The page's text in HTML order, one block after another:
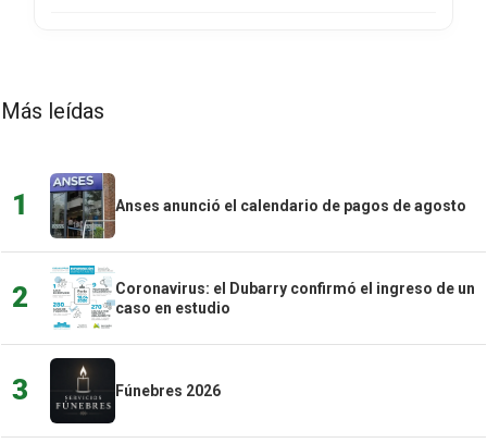
Más leídas
1 Anses anunció el calendario de pagos de agosto
2
Coronavirus: el Dubarry confirmó el ingreso de un
caso en estudio
3 Fúnebres 2026